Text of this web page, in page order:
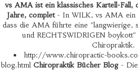
vs AMA ist ein klassisches Kartell-Fall,
Jahre, complet- In WILK, vs AMA ein
dass die AMA führte eine "langwierige,
und RECHTSWIDRIGEN
Chiropraktik.
http://www.chiropractic-
blog.html Chiropraktik Bücher Blog -